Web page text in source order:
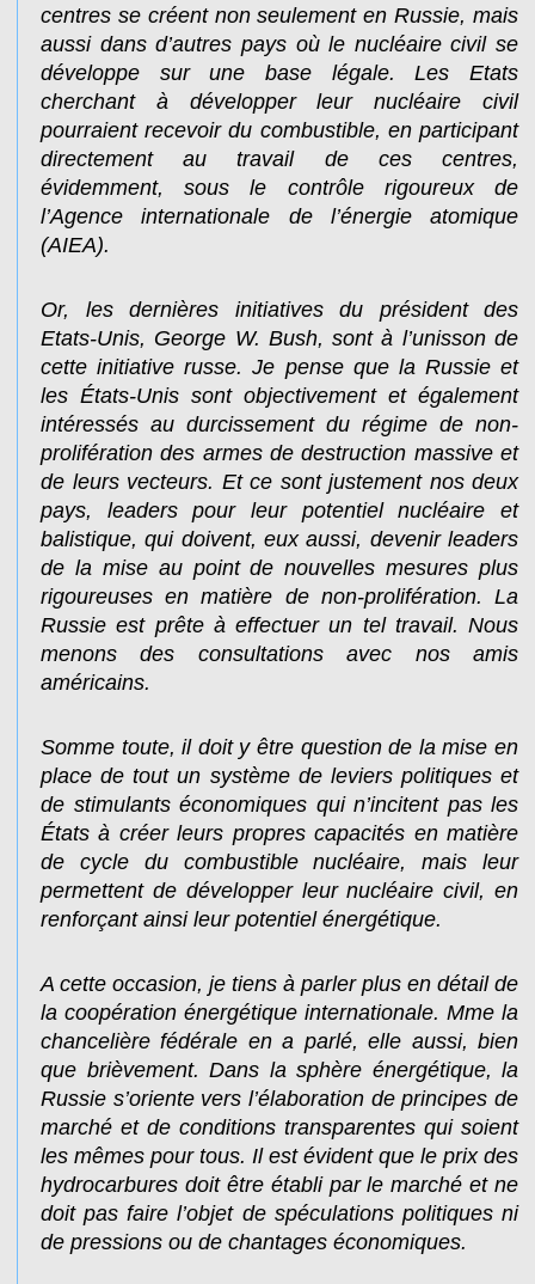
centres se créent non seulement en Russie, mais
aussi dans d’autres pays où le nucléaire civil se
développe sur une base légale. Les Etats
cherchant à développer leur nucléaire civil
pourraient recevoir du combustible, en participant
directement au travail de ces centres,
évidemment, sous le contrôle rigoureux de
l’Agence internationale de l’énergie atomique
(AIEA).
Or, les dernières initiatives du président des
Etats-Unis, George W. Bush, sont à l’unisson de
cette initiative russe. Je pense que la Russie et
les États-Unis sont objectivement et également
intéressés au durcissement du régime de non-
prolifération des armes de destruction massive et
de leurs vecteurs. Et ce sont justement nos deux
pays, leaders pour leur potentiel nucléaire et
balistique, qui doivent, eux aussi, devenir leaders
de la mise au point de nouvelles mesures plus
rigoureuses en matière de non-prolifération. La
Russie est prête à effectuer un tel travail. Nous
menons des consultations avec nos amis
américains.
Somme toute, il doit y être question de la mise en
place de tout un système de leviers politiques et
de stimulants économiques qui n’incitent pas les
États à créer leurs propres capacités en matière
de cycle du combustible nucléaire, mais leur
permettent de développer leur nucléaire civil, en
renforçant ainsi leur potentiel énergétique.
A cette occasion, je tiens à parler plus en détail de
la coopération énergétique internationale. Mme la
chancelière fédérale en a parlé, elle aussi, bien
que brièvement. Dans la sphère énergétique, la
Russie s’oriente vers l’élaboration de principes de
marché et de conditions transparentes qui soient
les mêmes pour tous. Il est évident que le prix des
hydrocarbures doit être établi par le marché et ne
doit pas faire l’objet de spéculations politiques ni
de pressions ou de chantages économiques.